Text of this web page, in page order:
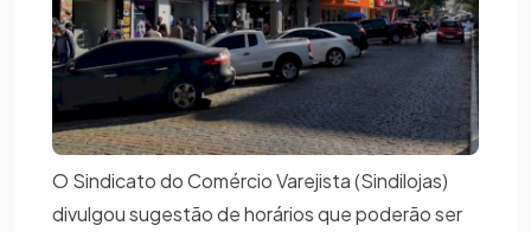
O Sindicato do Comércio Varejista (Sindilojas)
divulgou sugestão de horários que poderão ser